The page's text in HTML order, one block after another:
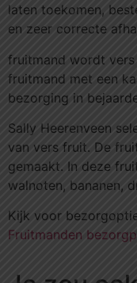
laten toekomen,
en zeer correcte
fruitmand wordt
fruitmand met een
bezorging in
Sally Heerenveen
van vers fruit. De
gemaakt. In deze
walnoten, bananen,
Kijk voor
Fruitmanden